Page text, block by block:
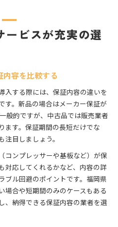
ービスが充実の選
容を比較する
入する際には、保証内容の違いを
す。新品の場合はメーカー保証が
般的ですが、中古品では販売業者
ます。保証期間の長短だけでな
目しましょう。
コンプレッサーや基板など）が保
対応してくれるかなど、内容の詳
ブル回避のポイントです。福岡県
場合や短期間のみのケースもある
、納得できる保証内容の業者を選